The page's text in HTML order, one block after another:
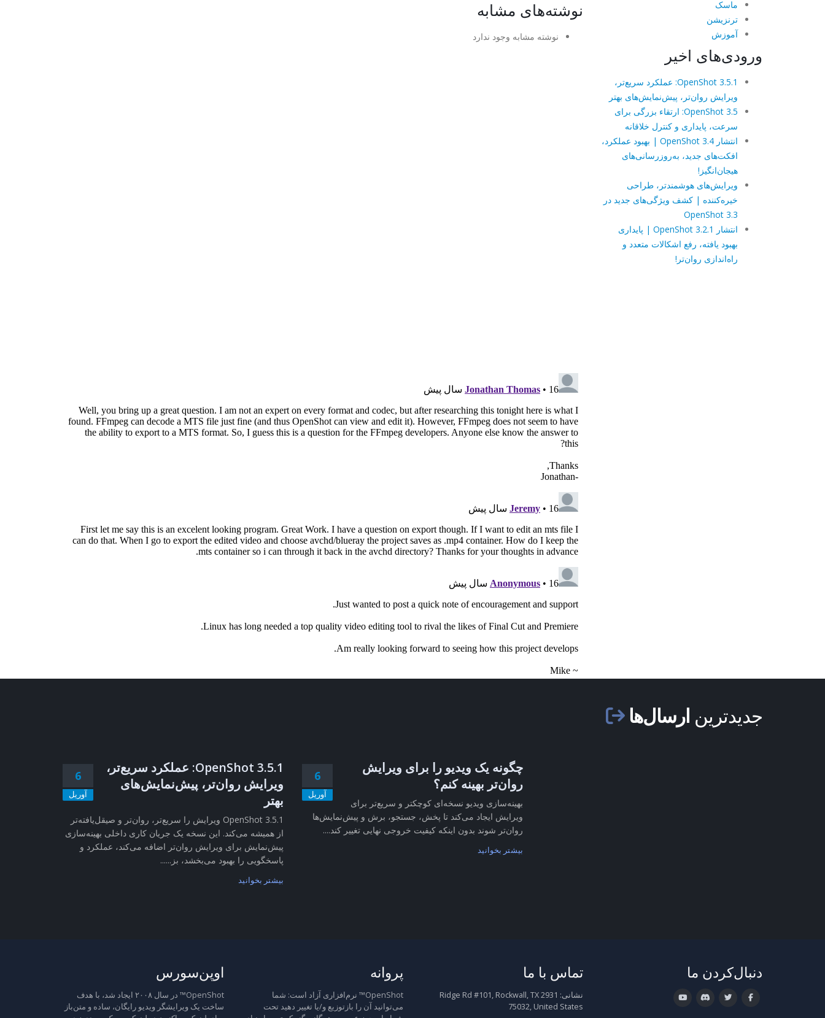
نوشته‌های مشابه
نوشته مشابه وجود ندارد
ماسک
ترنزیشن
آموزش
ورودی‌های اخیر
OpenShot 3.5.1: عملکرد سریع‌تر،
ویرایش روان‌تر، پیش‌نمایش‌های بهتر
OpenShot 3.5: ارتقاء بزرگی برای
سرعت، پایداری و کنترل خلاقانه
انتشار OpenShot 3.4 | بهبود عملکرد،
افکت‌های جدید، به‌روزرسانی‌های
هیجان‌انگیز!
ویرایش‌های هوشمندتر، طراحی
خیره‌کننده | کشف ویژگی‌های جدید در
OpenShot 3.3
انتشار OpenShot 3.2.1 | پایداری
بهبود یافته، رفع اشکالات متعدد و
راه‌اندازی روان‌تر!
جدیدترین ارسال‌ها
6
آوریل
OpenShot 3.5.1: عملکرد سریع‌تر،
ویرایش روان‌تر، پیش‌نمایش‌های
بهتر
OpenShot 3.5.1 ویرایش را سریع‌تر، روان‌تر و صیقل‌یافته‌تر
از همیشه می‌کند. این نسخه یک جریان کاری داخلی بهینه‌سازی
پیش‌نمایش برای ویرایش روان‌تر اضافه می‌کند، عملکرد و
پاسخگویی را بهبود می‌بخشد، بز......
بیشتر بخوانید
6
آوریل
چگونه یک ویدیو را برای ویرایش
روان‌تر بهینه کنم؟
بهینه‌سازی ویدیو نسخه‌ای کوچکتر و سریع‌تر برای
ویرایش ایجاد می‌کند تا پخش، جستجو، برش و پیش‌نمایش‌ها
روان‌تر شوند بدون اینکه کیفیت خروجی نهایی تغییر کند....
بیشتر بخوانید
اوپن‌سورس
OpenShot™ در سال ۲۰۰۸ ایجاد شد، با هدف
ساخت یک ویرایشگر ویدیو رایگان، ساده و متن‌باز
پروانه
OpenShot™ نرم‌افزاری آزاد است: شما
می‌توانید آن را بازتوزیع و/یا تغییر دهید تحت
تماس با ما
نشانی:
2931 Ridge Rd #101, Rockwall, TX
75032, United States
دنبال‌کردن ما